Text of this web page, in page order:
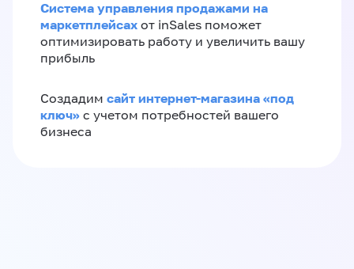
Система управления продажами на
маркетплейсах от inSales поможет
оптимизировать работу и увеличить вашу
прибыль
Создадим сайт интернет-магазина «под
ключ» с учетом потребностей вашего
бизнеса